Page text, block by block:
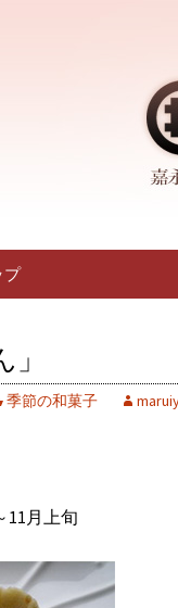
あ
プ
季節の和菓子
月上旬